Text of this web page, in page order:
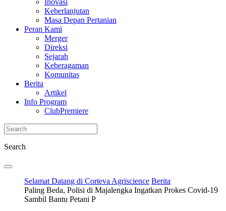
Keberlanjutan
Masa Depan Pertanian
Peran Kami
Merger
Direksi
Sejarah
Keberagaman
Komunitas
Berita
Artikel
Info Program
ClubPremiere
Search
Selamat Datang di Corteva Agriscience Berita
Paling Beda, Polisi di Majalengka Ingatkan Prokes Covid-19
Sambil Bantu Petani P